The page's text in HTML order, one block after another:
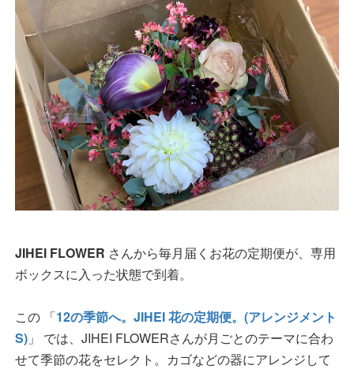
JIHEI FLOWER さんから毎月届くお花の定期便が、専用
ボックスに入った状態で到着。
この 「12の季節へ。JIHEI 花の定期便。(アレンジメント
S) 」 では、JIHEI FLOWERさんが月ごとのテーマに合わ
せて季節の花をセレクト。カゴなどの器にアレンジして